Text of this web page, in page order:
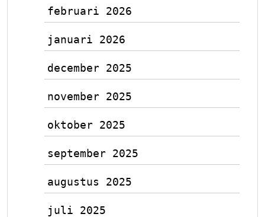
februari 2026
januari 2026
december 2025
november 2025
oktober 2025
september 2025
augustus 2025
juli 2025